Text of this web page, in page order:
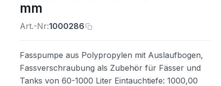
mm
Art.-Nr:1000286
Fasspumpe aus Polypropylen mit Auslaufbogen,
Fassverschraubung als Zubehör für Fässer und
Tanks von 60-1000 Liter Eintauchtiefe: 1000,00